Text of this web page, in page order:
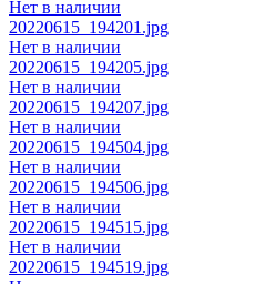
Нет в наличии
20220615_194201.jpg
Нет в наличии
20220615_194205.jpg
Нет в наличии
20220615_194207.jpg
Нет в наличии
20220615_194504.jpg
Нет в наличии
20220615_194506.jpg
Нет в наличии
20220615_194515.jpg
Нет в наличии
20220615_194519.jpg